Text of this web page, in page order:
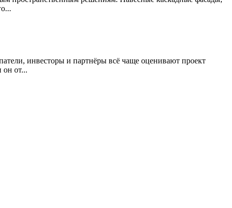
инвесторы и партнёры всё чаще оценивают проект
он от...